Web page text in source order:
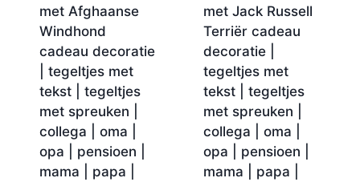
met Afghaanse
Windhond
cadeau decoratie
| tegeltjes met
tekst | tegeltjes
met spreuken |
collega | oma |
opa | pensioen |
mama | papa |
met Jack Russell
Terriër cadeau
decoratie |
tegeltjes met
tekst | tegeltjes
met spreuken |
collega | oma |
opa | pensioen |
mama | papa |